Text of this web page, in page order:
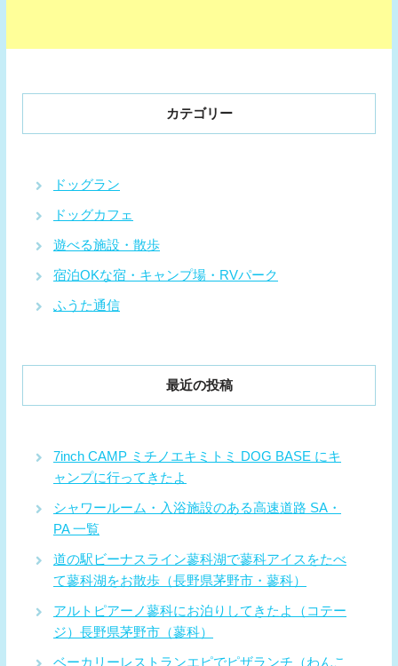
カテゴリー
ドッグラン
ドッグカフェ
遊べる施設・散歩
宿泊OKな宿・キャンプ場・RVパーク
ふうた通信
最近の投稿
7inch CAMP ミチノエキミトミ DOG BASE にキ
ャンプに行ってきたよ
シャワールーム・入浴施設のある高速道路 SA・
PA 一覧
道の駅ビーナスライン蓼科湖で蓼科アイスをたべ
て蓼科湖をお散歩（長野県茅野市・蓼科）
アルトピアーノ蓼科にお泊りしてきたよ（コテー
ジ）長野県茅野市（蓼科）
ベーカリーレストランエピでピザランチ（わんこ